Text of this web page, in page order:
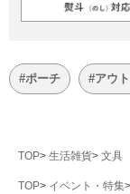
#ポーチ #アウ
TOP 生活雑貨 文具
TOP イベント・特集